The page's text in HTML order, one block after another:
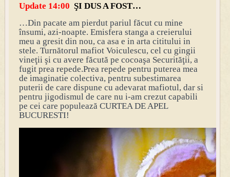
Update 14:00 ŞI DUS A FOST…
…Din pacate am pierdut pariul făcut cu mine
însumi, azi-noapte. Emisfera stanga a creierului
meu a gresit din nou, ca asa e in arta cititului in
stele. Turnătorul mafiot Voiculescu, cel cu gingii
vineţii şi cu avere făcută pe cocoaşa Securităţii, a
fugit prea repede.Prea repede pentru puterea mea
de imaginatie colectiva, pentru subestimarea
puterii de care dispune cu adevarat mafiotul, dar si
pentru jigodismul de care nu i-am crezut capabili
pe cei care populează CURTEA DE APEL
BUCURESTI!